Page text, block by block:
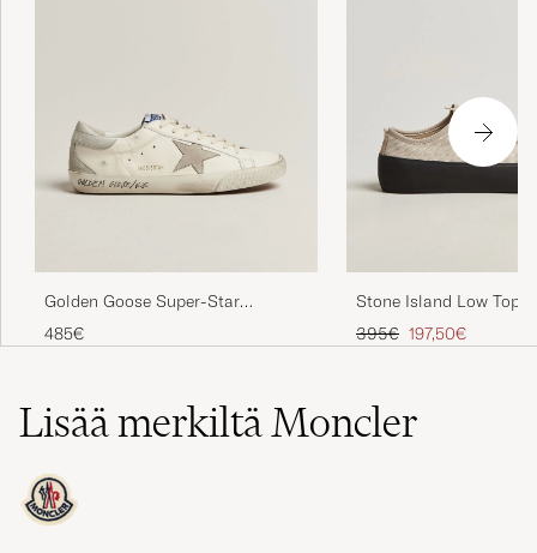
Golden Goose Super-Star
Sneakers White/Grey
485€
Stone Island Low Top
Oats
Tavallinen hinta
395€ Alennettu hinta
197,50€
Lisää merkiltä Moncler